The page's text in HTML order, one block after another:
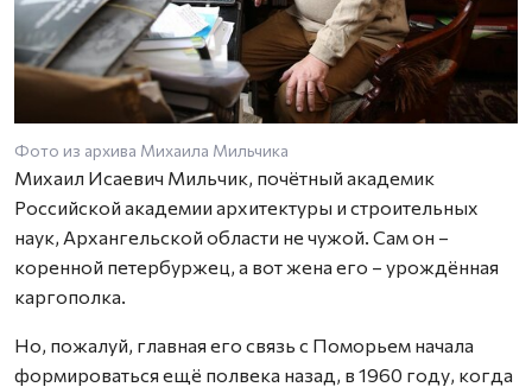
Фото из архива Михаила Мильчика
Михаил Исаевич Мильчик, почётный академик
Российской академии архитектуры и строительных
наук, Архангельской области не чужой. Сам он –
коренной петербуржец, а вот жена его – урождённая
каргополка.
Но, пожалуй, главная его связь с Поморьем начала
формироваться ещё полвека назад, в 1960 году, когда